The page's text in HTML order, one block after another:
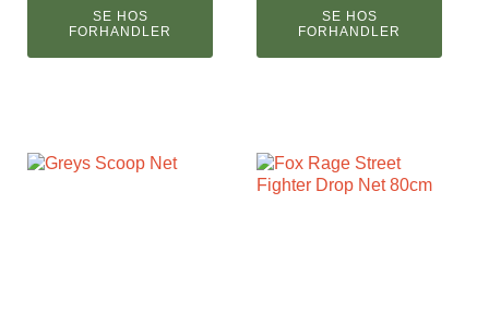
SE HOS
FORHANDLER
SE HOS
FORHANDLER